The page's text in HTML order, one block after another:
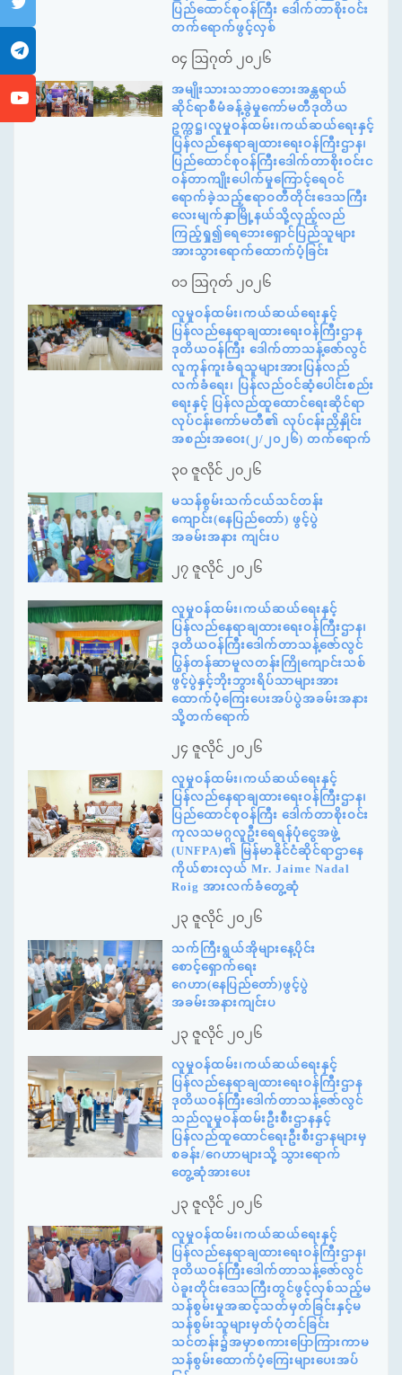
ပြည်ထောင်စုဝန်ကြီး ဒေါက်တာစိုးဝင်း
တက်ရောက်ဖွင့်လှစ်
၀၄ ဩဂုတ် ၂၀၂၆
အမျိုးသားသဘာဝဘေးအန္တရာယ်
ဆိုင်ရာစီမံခန့်ခွဲမှုကော်မတီဒုတိယ
ဥက္ကဋ္ဌ၊လူမှုဝန်ထမ်း၊ကယ်ဆယ်ရေးနှင့်
ပြန်လည်နေရာချထားရေးဝန်ကြီးဌာန၊
ပြည်ထောင်စုဝန်ကြီးဒေါက်တာစိုးဝင်းင
ဝန်တာကျိုးပေါက်မှုကြောင့်ရေဝင်
ရောက်ခဲ့သည့်ဧရာဝတီတိုင်းဒေသကြီး
လေးမျက်နှာမြို့နယ်သို့လှည့်လည်
ကြည့်ရှု၍ရေဘေးရှောင်ပြည်သူများ
အားသွားရောက်ထောက်ပံ့ခြင်း
၀၁ ဩဂုတ် ၂၀၂၆
လူမှုဝန်ထမ်း၊ကယ်ဆယ်ရေးနှင့်
ပြန်လည်နေရာချထားရေးဝန်ကြီးဌာန
ဒုတိယဝန်ကြီး ဒေါက်တာသန့်ဇော်လွင်
လူကုန်ကူးခံရသူများအားပြန်လည်
လက်ခံရေး၊ ပြန်လည်ဝင်ဆံ့ပေါင်းစည်း
ရေးနှင့် ပြန်လည်ထူထောင်ရေးဆိုင်ရာ
လုပ်ငန်းကော်မတီ၏ လုပ်ငန်းညှိနှိုင်း
အစည်းအဝေး(၂/၂၀၂၆) တက်ရောက်
၃၀ ဇူလိုင် ၂၀၂၆
မသန်စွမ်းသက်ငယ်သင်တန်း
ကျောင်း(နေပြည်တော်) ဖွင့်ပွဲ
အခမ်းအနား ကျင်းပ
၂၇ ဇူလိုင် ၂၀၂၆
လူမှုဝန်ထမ်း၊ကယ်ဆယ်ရေးနှင့်
ပြန်လည်နေရာချထားရေးဝန်ကြီးဌာန၊
ဒုတိယဝန်ကြီးဒေါက်တာသန့်ဇော်လွင်
ပြွန်တန်ဆာမူလတန်းကြိုကျောင်းသစ်
ဖွင့်ပွဲနှင့်ဘိုးဘွားရိပ်သာများအား
ထောက်ပံ့ကြေးပေးအပ်ပွဲအခမ်းအနား
သို့တက်ရောက်
၂၄ ဇူလိုင် ၂၀၂၆
လူမှုဝန်ထမ်း၊ကယ်ဆယ်ရေးနှင့်
ပြန်လည်နေရာချထားရေးဝန်ကြီးဌာန၊
ပြည်ထောင်စုဝန်ကြီး ဒေါက်တာစိုးဝင်း
ကုလသမဂ္ဂလူဦးရေရန်ပုံငွေအဖွဲ့
(UNFPA)၏ မြန်မာနိုင်ငံဆိုင်ရာဌာနေ
ကိုယ်စားလှယ် Mr. Jaime Nadal
Roig အားလက်ခံတွေ့ဆုံ
၂၃ ဇူလိုင် ၂၀၂၆
သက်ကြီးရွယ်အိုများနေ့ပိုင်း
စောင့်ရှောက်ရေး
ဂေဟာ(နေပြည်တော်)ဖွင့်ပွဲ
အခမ်းအနားကျင်းပ
၂၃ ဇူလိုင် ၂၀၂၆
လူမှုဝန်ထမ်း၊ကယ်ဆယ်ရေးနှင့်
ပြန်လည်နေရာချထားရေးဝန်ကြီးဌာန
ဒုတိယဝန်ကြီးဒေါက်တာသန့်ဇော်လွင်
သည်လူမှုဝန်ထမ်းဦးစီးဌာနနှင့်
ပြန်လည်ထူထောင်ရေးဦးစီးဌာနများမှ
စခန်း/ဂေဟာများသို့ သွားရောက်
တွေ့ဆုံအားပေး
၂၃ ဇူလိုင် ၂၀၂၆
လူမှုဝန်ထမ်း၊ကယ်ဆယ်ရေးနှင့်
ပြန်လည်နေရာချထားရေးဝန်ကြီးဌာန၊
ဒုတိယဝန်ကြီးဒေါက်တာသန့်ဇော်လွင်
ပဲခူးတိုင်းဒေသကြီးတွင်ဖွင့်လှစ်သည့်မ
သန်စွမ်းမှုအဆင့်သတ်မှတ်ခြင်းနှင့်မ
သန်စွမ်းသူများမှတ်ပုံတင်ခြင်း
သင်တန်း၌အမှာစကားပြောကြားကာမ
သန်စွမ်းထောက်ပံ့ကြေးများပေးအပ်